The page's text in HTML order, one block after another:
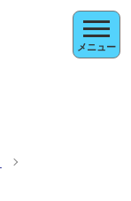
メニュー